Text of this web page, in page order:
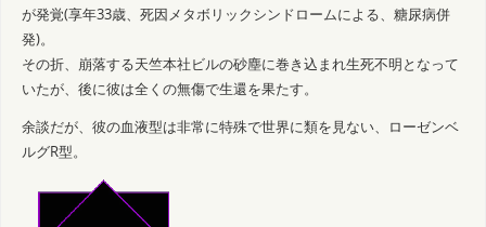
が発覚(享年33歳、死因メタボリックシンドロームによる、糖尿病併
発)。
その折、崩落する天竺本社ビルの砂塵に巻き込まれ生死不明となって
いたが、後に彼は全くの無傷で生還を果たす。
余談だが、彼の血液型は非常に特殊で世界に類を見ない、ローゼンベ
ルグR型。